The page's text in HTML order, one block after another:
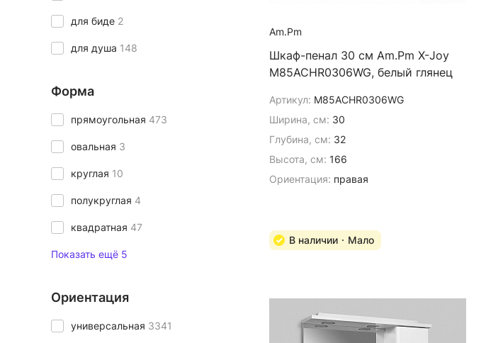
для биде 2
для душа 148
Форма
прямоугольная 473
овальная 3
круглая 10
полукруглая 4
квадратная 47
Показать ещё 5
Ориентация
универсальная 3341
Am.Pm
Шкаф-пенал 30 см Am.Pm X-Joy
M85ACHR0306WG, белый глянец
Артикул: M85ACHR0306WG
Ширина, см: 30
Глубина, см: 32
Высота, см: 166
Ориентация: правая
В наличии Мало